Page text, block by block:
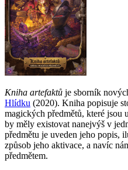
Kniha artefaktů je sborník
Hlídku (2020). Kniha popisuje
magických předmětů, které jsou
by měly existovat nanejvýš v
předmětu je uveden jeho popis,
způsob jeho aktivace, a navíc
předmětem.